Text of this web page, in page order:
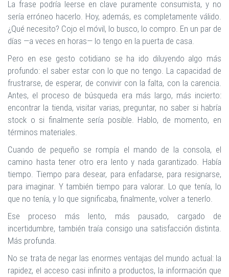
La frase podría leerse en clave puramente consumista, y no
sería erróneo hacerlo. Hoy, además, es completamente válido.
¿Qué necesito? Cojo el móvil, lo busco, lo compro. En un par de
días —a veces en horas— lo tengo en la puerta de casa.
Pero en ese gesto cotidiano se ha ido diluyendo algo más
profundo: el saber estar con lo que no tengo. La capacidad de
frustrarse, de esperar, de convivir con la falta, con la carencia.
Antes, el proceso de búsqueda era más largo, más incierto:
encontrar la tienda, visitar varias, preguntar, no saber si habría
stock o si finalmente sería posible. Hablo, de momento, en
términos materiales.
Cuando de pequeño se rompía el mando de la consola, el
camino hasta tener otro era lento y nada garantizado. Había
tiempo. Tiempo para desear, para enfadarse, para resignarse,
para imaginar. Y también tiempo para valorar. Lo que tenía, lo
que no tenía, y lo que significaba, finalmente, volver a tenerlo.
Ese proceso más lento, más pausado, cargado de
incertidumbre, también traía consigo una satisfacción distinta.
Más profunda.
No se trata de negar las enormes ventajas del mundo actual: la
rapidez, el acceso casi infinito a productos, la información que